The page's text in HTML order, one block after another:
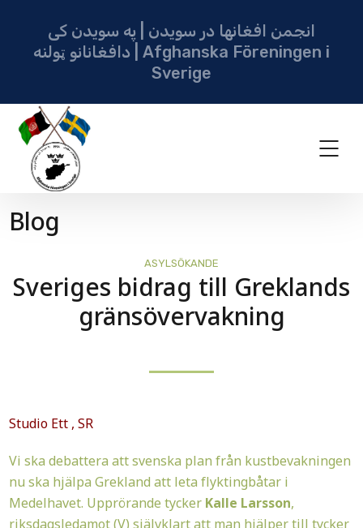
انجمن افغانها در سویدن | په سویدن کی
دافغانانو ټولنه | Afghanska Föreningen i
Sverige
Blog
ASYLSÖKANDE
Sveriges bidrag till Greklands
Studio Ett , SR
Vi ska debattera att svenska plan från kustbevakningen
nu ska hjälpa Grekland att leta flyktingbåtar i
Medelhavet. Upprörande tyckerKalle Larsson,